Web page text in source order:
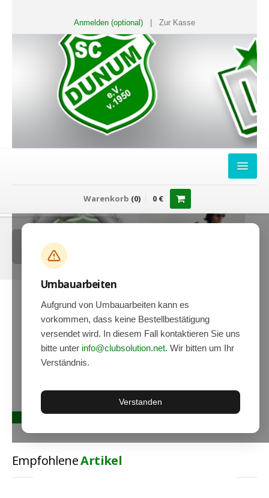
Anmelden (optional) Zur Kasse
FANSHOP
Sweater
T-Shirts
Hoodies
Gläser & Tassen & Krüge
Kochen & Grillen
Aufkleber & Handys & Mousepads
Taschen
Wimpel & Fanschal & Schirme
Kappen & Mützen
Leinwände und Kissen
Warenkorb (0) 0€
Umbauarbeiten
Aufgrund von Umbauarbeiten kann es
vorkommen, dass keine Bestellbestätigung
versendet wird. In diesem Fall kontaktieren Sie uns
bitte unter info@clubsolution.net. Wir bitten um Ihr
Verständnis.
Verstanden
EmpfohleneArtikel